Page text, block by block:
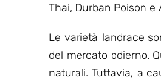
Thai, Durban Poison
Le varietà landrace
del mercato odierno.
naturali. Tuttavia, a